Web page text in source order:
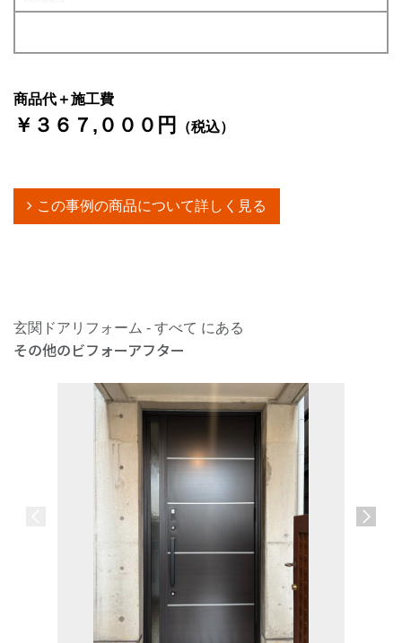
商品代＋施工費
￥３６７,０００円 （税込）
この事例の商品について詳しく見る
玄関ドアリフォーム - すべて にある
その他のビフォーアフター